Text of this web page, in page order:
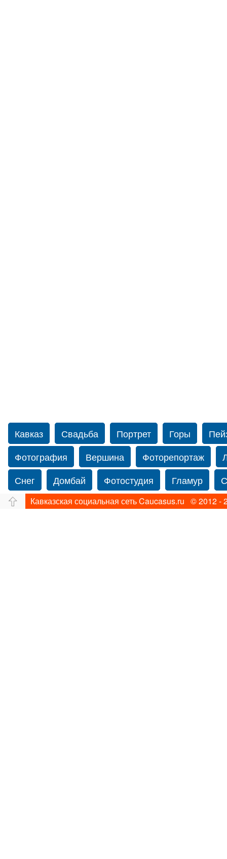
Кавказ Свадьба Портрет Горы
Фотография
Вершина Фоторепортаж
Снег
Домбай Фотостудия Гламур
Путешествие
Перевал Ущелье
Кавказская социальная сеть Caucasus.ru © 2012 -